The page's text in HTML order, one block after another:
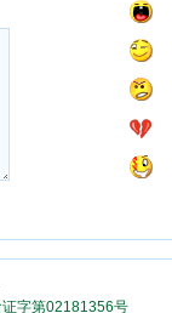
字第02181356号